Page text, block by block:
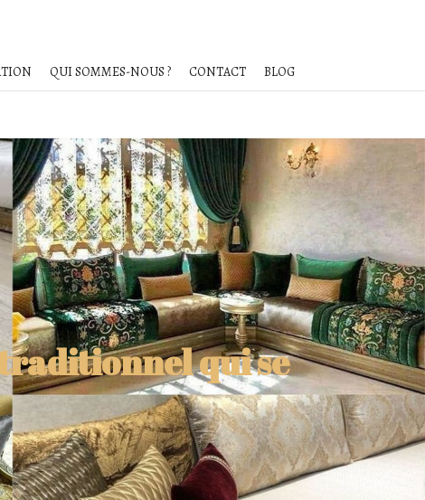
QUI SOMMES-NOUS ? CONTACT BLOG
qui se